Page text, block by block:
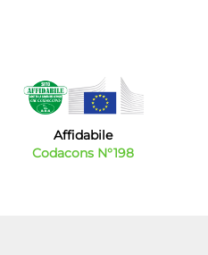
Affidabile
Codacons N°198